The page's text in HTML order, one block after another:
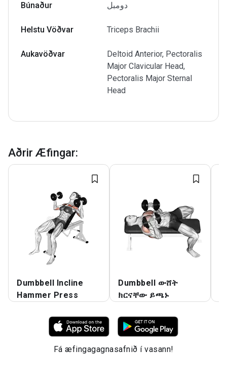
Búnaður دومبل
Helstu Vöðvar Triceps Brachii
Aukavöðvar
Deltoid Anterior, Pectoralis
Major Clavicular Head,
Pectoralis Major Sternal
Head
Aðrir Æfingar:
Dumbbell Incline
Hammer Press
Dumbbell ውሸት
ክርናቸው ይጫኑ
Fá æfingagagnasafnið í vasann!